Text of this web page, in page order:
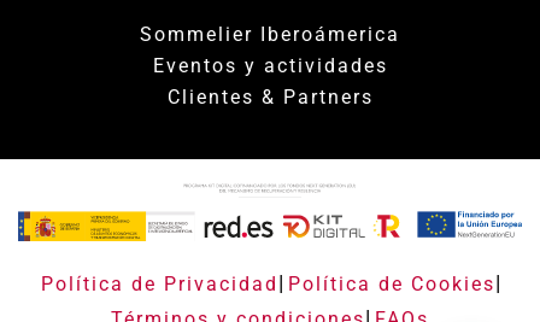
Sommelier Iberoámerica
Eventos y actividades
Clientes & Partners
Política de Privacidad | Política de Cookies|